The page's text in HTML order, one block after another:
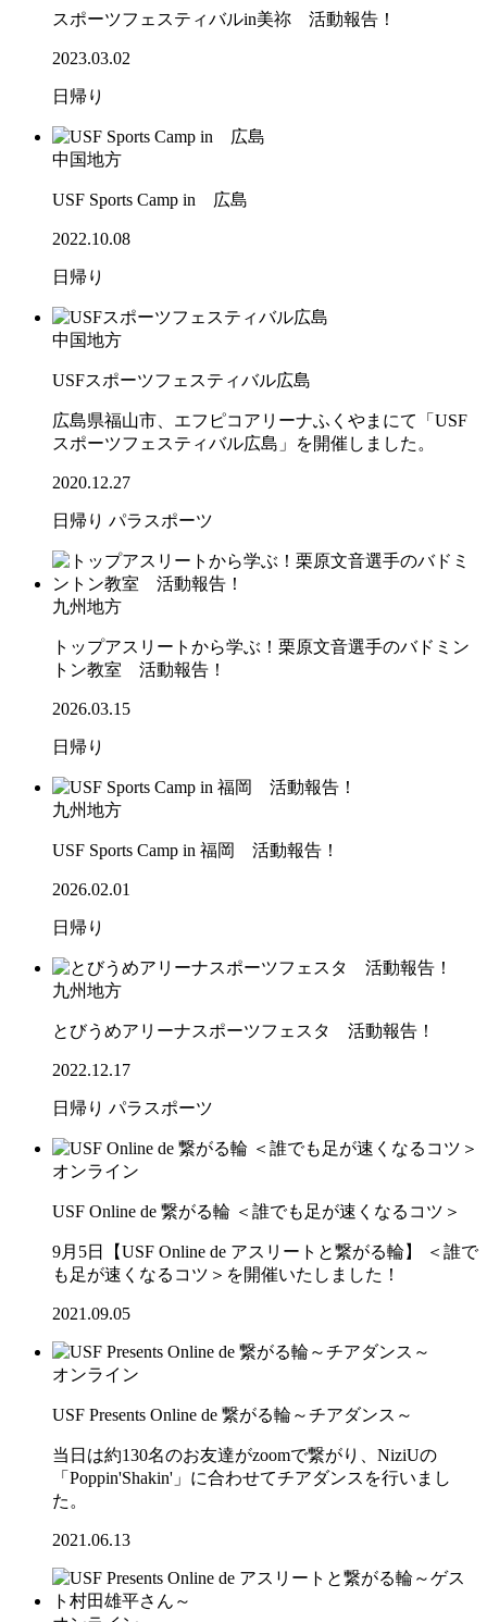
スポーツフェスティバルin美祢 活動報告！
2023.03.02
日帰り
中国地方
USF Sports Camp in 広島
2022.10.08
日帰り
中国地方
USFスポーツフェスティバル広島
広島県福山市、エフピコアリーナふくやまにて「USF
スポーツフェスティバル広島」を開催しました。
2020.12.27
日帰り パラスポーツ
九州地方
トップアスリートから学ぶ！栗原文音選手のバドミン
トン教室 活動報告！
2026.03.15
日帰り
九州地方
USF Sports Camp in 福岡 活動報告！
2026.02.01
日帰り
九州地方
とびうめアリーナスポーツフェスタ 活動報告！
2022.12.17
日帰り パラスポーツ
オンライン
USF Online de 繋がる輪 ＜誰でも足が速くなるコツ＞
9月5日【USF Online de アスリートと繋がる輪】 ＜誰で
も足が速くなるコツ＞を開催いたしました！
2021.09.05
オンライン
USF Presents Online de 繋がる輪～チアダンス～
当日は約130名のお友達がzoomで繋がり、NiziUの
「Poppin'Shakin'」に合わせてチアダンスを行いまし
た。
2021.06.13